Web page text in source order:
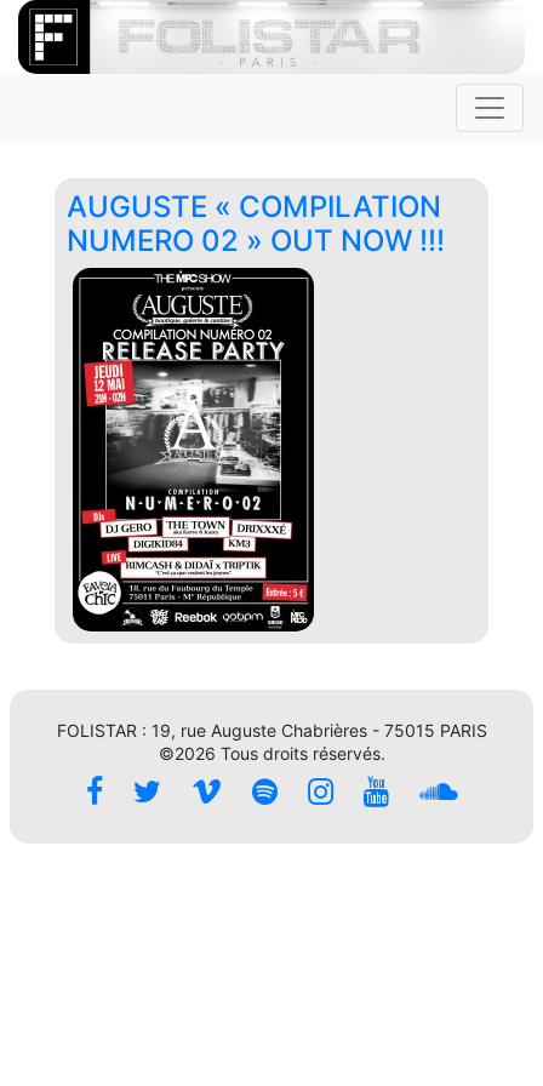
AUGUSTE « COMPILATION
NUMERO 02 » OUT NOW !!!
FOLISTAR : 19, rue Auguste Chabrières - 75015 PARIS
©2026 Tous droits réservés.